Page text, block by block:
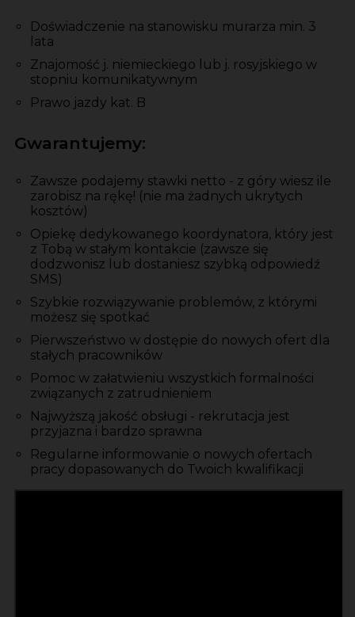
Doświadczenie na stanowisku murarza min. 3
lata
Znajomość j. niemieckiego lub j. rosyjskiego w
stopniu komunikatywnym
Prawo jazdy kat. B
Gwarantujemy:
Zawsze podajemy stawki netto - z góry wiesz ile
zarobisz na rękę! (nie ma żadnych ukrytych
kosztów)
Opiekę dedykowanego koordynatora, który jest
z Tobą w stałym kontakcie (zawsze się
dodzwonisz lub dostaniesz szybką odpowiedź
SMS)
Szybkie rozwiązywanie problemów, z którymi
możesz się spotkać
Pierwszeństwo w dostępie do nowych ofert dla
stałych pracowników
Pomoc w załatwieniu wszystkich formalności
związanych z zatrudnieniem
Najwyższą jakość obsługi - rekrutacja jest
przyjazna i bardzo sprawna
Regularne informowanie o nowych ofertach
pracy dopasowanych do Twoich kwalifikacji